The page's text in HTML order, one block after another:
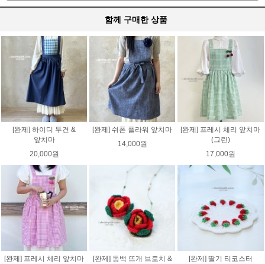
함께 구매한 상품
[완제] 하이디 두건 &
앞치마
20,000원
[완제] 쉬폰 플라워 앞치마
14,000원
[완제] 프레시 체리 앞치마
(그린)
17,000원
[완제] 프레시 체리 앞치마
[완제] 동백 뜨개 브로치 &
[완제] 딸기 티코스터